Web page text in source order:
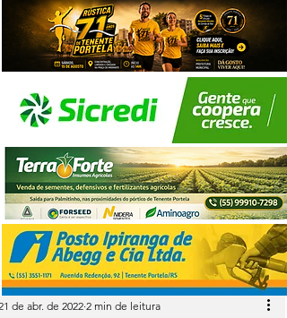
de abr. de 2022 2 min de leitura